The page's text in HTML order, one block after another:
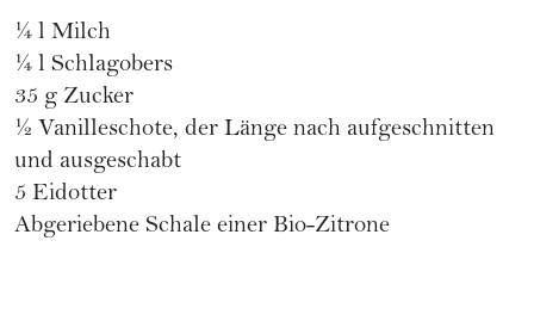
¼ l Milch
¼ l Schlagobers
35 g Zucker
½ Vanilleschote, der Länge nach aufgeschnitten
und ausgeschabt
5 Eidotter
Abgeriebene Schale einer Bio-Zitrone